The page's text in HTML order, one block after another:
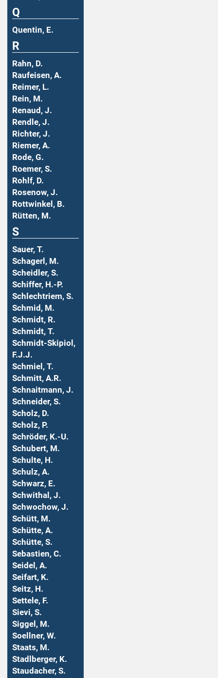
Q
Quentin, E.
R
Rahn, D.
Raufeisen, A.
Reimer, L.
Rein, M.
Renaud, J.
Rendle, J.
Richter, J.
Riemer, A.
Rode, G.
Roemer, S.
Rohlf, D.
Rosenow, J.
Rottwinkel, B.
Rütten, M.
S
Sauer, T.
Schagerl, M.
Scheidler, S.
Schiffer, H.-P.
Schlechtriem, S.
Schmid, M.
Schmidt, R.
Schmidt, T.
Schmidt-Skipiol,
F.J.J.
Schmiel, T.
Schmitt, A.R.
Schnaitmann, J.
Schneider, S.
Scholz, D.
Scholz, P.
Schröder, K.-U.
Schubert, M.
Schulte, H.
Schulz, A.
Schwarz, E.
Schwithal, J.
Schwochow, J.
Schütt, M.
Schütte, A.
Schütte, S.
Sebastien, C.
Seidel, A.
Seifart, K.
Seitz, H.
Settele, F.
Sievi, S.
Siggel, M.
Soellner, W.
Staats, M.
Stadlberger, K.
Staudacher, S.